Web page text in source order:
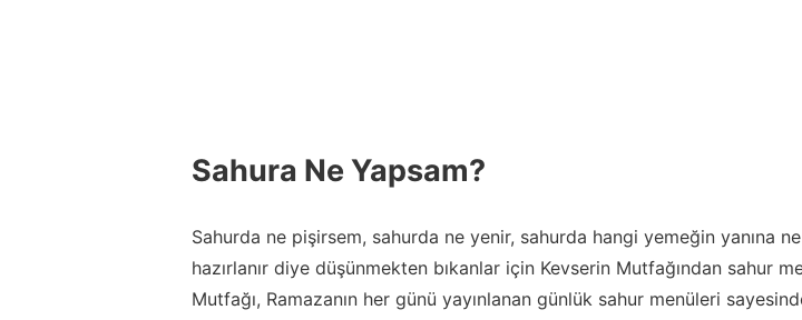
Sahura Ne Yapsam?
Sahurda ne pişirsem, sahurda ne yenir, sahurda hangi yemeğin yanına
hazırlanır diye düşünmekten bıkanlar için Kevserin Mutfağından sahur
Mutfağı, Ramazanın her günü yayınlanan günlük sahur menüleri